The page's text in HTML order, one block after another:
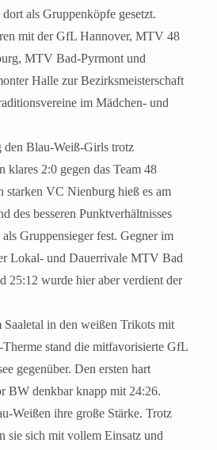
als Gruppenköpfe gesetzt.
mit der GfL Hannover, MTV 48
MTV Bad-Pyrmont und
Halle zur Bezirksmeisterschaft
im Mädchen- und
den Blau-Weiß-Girls trotz
klares 2:0 gegen das Team 48
starken VC Nienburg hieß es am
des besseren Punktverhältnisses
Gruppensieger fest. Gegner im
Lokal- und Dauerrivale MTV Bad
25:12 wurde hier aber verdient der
Saaletal in den weißen Trikots mit
stand die mitfavorisierte GfL
gegenüber. Den ersten hart
BW denkbar knapp mit 24:26.
Weißen ihre große Stärke. Trotz
sie sich mit vollem Einsatz und